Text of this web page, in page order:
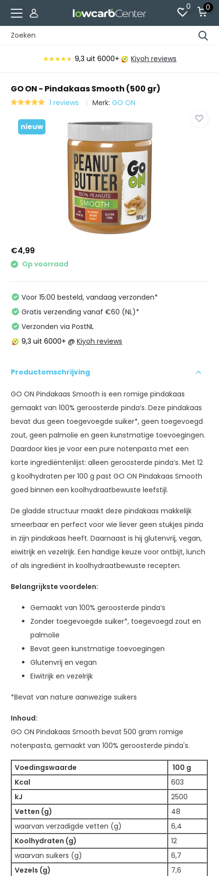
0 0
★★★★★
★★★★★ 9,3 uit 6000+ Kiyoh reviews
GO ON - Pindakaas Smooth (500 gr)
1 reviews Merk:GO ON
nieuw
€4,99
Op voorraad
Voor 15:00 besteld, vandaag verzonden*
Gratis verzending vanaf €60 (NL)*
Verzonden via PostNL
9,3 uit 6000+ @Kiyoh reviews
Productomschrijving
GO ON Pindakaas Smooth is een romige pindakaas
gemaakt van 100% geroosterde pinda’s. Deze pindakaas
bevat dus geen toegevoegde suiker*, geen toegevoegd
zout, geen palmolie en geen kunstmatige toevoegingen.
Daardoor kies je voor een pure notenpasta met een
korte ingrediëntenlijst: alleen geroosterde pinda’s. Met 12
g koolhydraten per 100 g past GO ON Pindakaas Smooth
goed binnen een koolhydraatbewuste leefstijl.
De gladde structuur maakt deze pindakaas makkelijk
smeerbaar en perfect voor wie liever geen stukjes pinda
in zijn pindakaas heeft. Daarnaast is hij glutenvrij, vegan,
eiwitrijk en vezelrijk. Een handige keuze voor ontbijt, lunch
of als ingrediënt in koolhydraatbewuste recepten.
Belangrijkste voordelen:
Gemaakt van 100% geroosterde pinda’s
Zonder toegevoegde suiker*, toegevoegd zout en
palmolie
Bevat geen kunstmatige toevoegingen
Glutenvrij en vegan
Eiwitrijk en vezelrijk
*Bevat van nature aanwezige suikers
Inhoud:
GO ON Pindakaas Smooth bevat 500 gram romige
notenpasta, gemaakt van 100% geroosterde pinda's.
Voedingswaarde
100 g
Kcal
603
kJ
2500
Vetten (g)
48
waarvan verzadigde vetten (g)
6,4
Koolhydraten (g)
12
waarvan suikers (g)
6,7
Vezels (g)
7,6